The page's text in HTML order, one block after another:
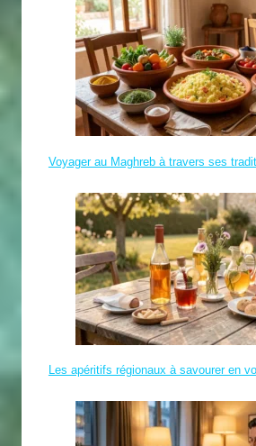
Voyager au Maghreb à travers ses
Les apéritifs régionaux à savourer en